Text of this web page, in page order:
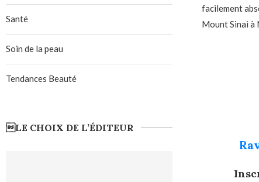
facilement
Mount Sinai à
Santé
Soin de la peau
Tendances Beauté
LE CHOIX DE L’ÉDITEUR